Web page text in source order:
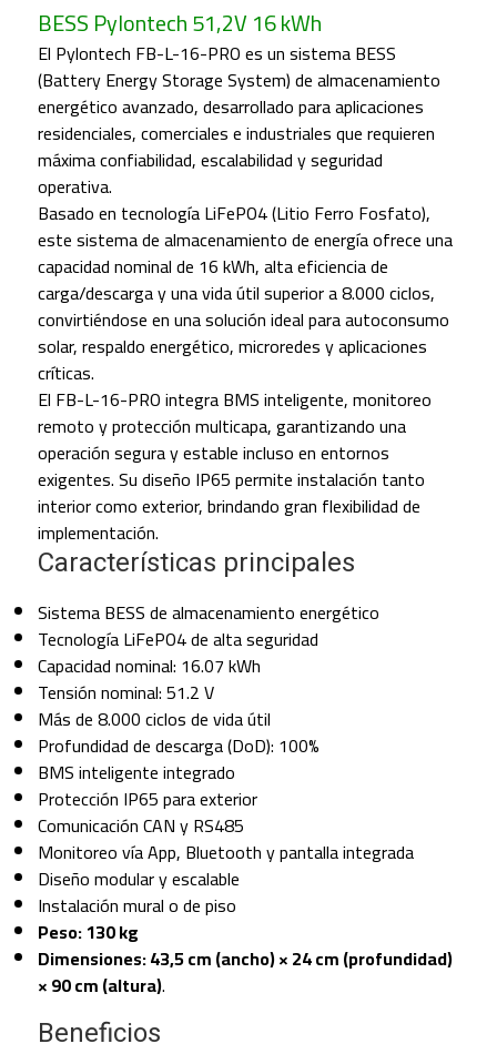
BESS Pylontech 51,2V 16 kWh
El Pylontech FB-L-16-PRO es un sistema BESS
(Battery Energy Storage System) de almacenamiento
energético avanzado, desarrollado para aplicaciones
residenciales, comerciales e industriales que requieren
máxima confiabilidad, escalabilidad y seguridad
operativa.
Basado en tecnología LiFePO4 (Litio Ferro Fosfato),
este sistema de almacenamiento de energía ofrece una
capacidad nominal de 16 kWh, alta eficiencia de
carga/descarga y una vida útil superior a 8.000 ciclos,
convirtiéndose en una solución ideal para autoconsumo
solar, respaldo energético, microredes y aplicaciones
críticas.
El FB-L-16-PRO integra BMS inteligente, monitoreo
remoto y protección multicapa, garantizando una
operación segura y estable incluso en entornos
exigentes. Su diseño IP65 permite instalación tanto
interior como exterior, brindando gran flexibilidad de
implementación.
Características principales
Sistema BESS de almacenamiento energético
Tecnología LiFePO4 de alta seguridad
Capacidad nominal: 16.07 kWh
Tensión nominal: 51.2 V
Más de 8.000 ciclos de vida útil
Profundidad de descarga (DoD): 100%
BMS inteligente integrado
Protección IP65 para exterior
Comunicación CAN y RS485
Monitoreo vía App, Bluetooth y pantalla integrada
Diseño modular y escalable
Instalación mural o de piso
Peso: 130 kg
Dimensiones: 43,5 cm (ancho) × 24 cm (profundidad)
× 90 cm (altura).
Beneficios